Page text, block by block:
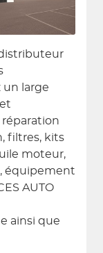
distributeur
un large
filtres, kits
moteur,
équipement
AUTO
ainsi que